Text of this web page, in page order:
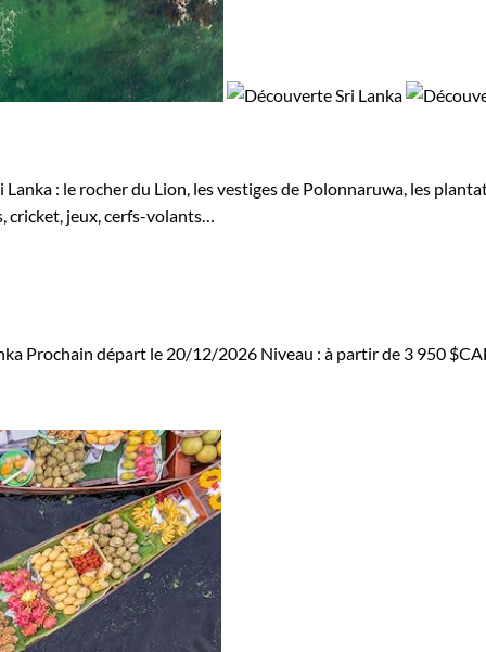
: le rocher du Lion, les vestiges de Polonnaruwa, les
cricket, jeux, cerfs-volants…
Prochain départ le 20/12/2026 Niveau : à partir de 3 950